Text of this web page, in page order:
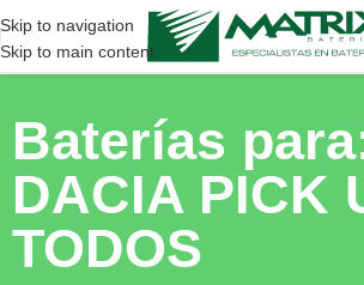
Skip to navigation
Skip to main content
Baterías
DACIA PICK
TODOS